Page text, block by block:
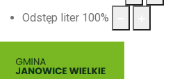
Odstęp liter 100%